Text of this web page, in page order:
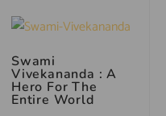
Swami
Vivekananda : A
Hero For The
Entire World